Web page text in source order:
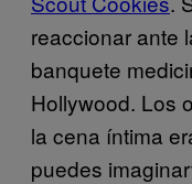
reaccionar ante
banquete
Hollywood. Los
la cena íntima
puedes